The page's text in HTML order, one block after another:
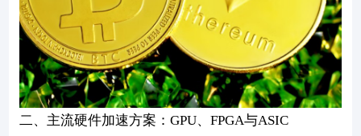
二、主流硬件加速方案：GPU、FPGA与ASIC